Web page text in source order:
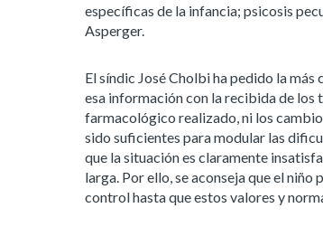
específicas de la infancia; psicosis
Asperger.
El síndic José Cholbi ha pedido la
esa información con la recibida de los
farmacológico realizado, ni los
sido suficientes para modular las
que la situación es claramente
larga. Por ello, se aconseja que el
control hasta que estos valores y